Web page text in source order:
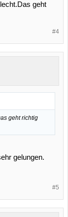
geht
#4
geht richtig
gelungen.
#5